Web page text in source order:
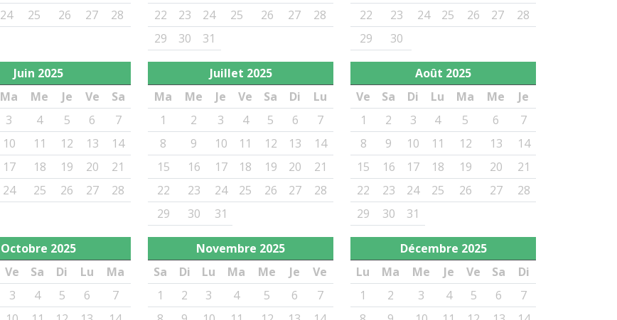
24 25 26 27 28
22
23 24 25 26 27
28
29
30 31
22
23 24 25 26 27
28
29
30
Juin 2025
Ma Me Je Ve
Sa
3 4 5 6
7
10 11 12 13
14
17 18 19 20
21
24 25 26 27
28
Juillet 2025
Ma
Me Je Ve Sa Di
Lu
1
2 3 4 5 6
7
8
9 10 11 12 13
14
15
16 17 18 19 20
21
22
23 24 25 26 27
28
29
30 31
Août 2025
Ve
Sa Di Lu Ma Me
Je
1
2 3 4 5 6
7
8
9 10 11 12 13
14
15
16 17 18 19 20
21
22
23 24 25 26 27
28
29
30 31
Octobre 2025
Ve Sa Di Lu
Ma
3 4 5 6
7
Novembre 2025
Sa
Di Lu Ma Me Je
Ve
1
2 3 4 5 6
7
Décembre 2025
Lu
Ma Me Je Ve Sa
Di
1
2 3 4 5 6
7